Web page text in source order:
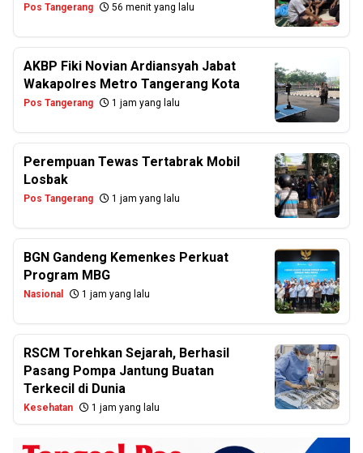
Pos Tangerang 56 menit yang lalu
AKBP Fiki Novian Ardiansyah Jabat
Wakapolres Metro Tangerang Kota
Pos Tangerang 1 jam yang lalu
Perempuan Tewas Tertabrak Mobil
Losbak
Pos Tangerang 1 jam yang lalu
BGN Gandeng Kemenkes Perkuat
Program MBG
Nasional 1 jam yang lalu
RSCM Torehkan Sejarah, Berhasil
Pasang Pompa Jantung Buatan
Terkecil di Dunia
Kesehatan 1 jam yang lalu